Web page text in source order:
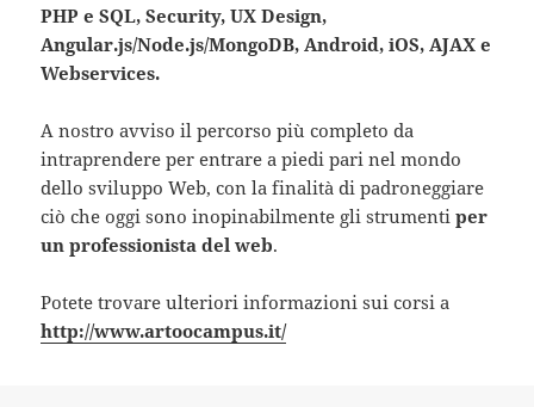
PHP e SQL, Security, UX Design,
Angular.js/Node.js/MongoDB, Android, iOS, AJAX e
Webservices.
A nostro avviso il percorso più completo da
intraprendere per entrare a piedi pari nel mondo
dello sviluppo Web, con la finalità di padroneggiare
ciò che oggi sono inopinabilmente gli strumentiper
un professionista del web.
Potete trovare ulteriori informazioni sui corsi a
http://www.artoocampus.it/